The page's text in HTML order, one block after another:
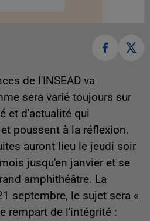
de l'INSEAD va
sera varié toujours sur
et d'actualité qui
poussent à la réflexion.
auront lieu le jeudi soir
jusqu'en janvier et se
amphithéâtre. La
septembre, le sujet sera «
rempart de l'intégrité :